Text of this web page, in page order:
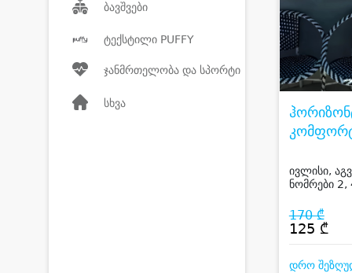
ბავშვები
ტექსტილი PUFFY
ჯანმრთელობა და სპორტი
სხვა
BATUMI
ივლისი,
ნომრები 2,
ზღვის ხედით
170 ₾
125 ₾
დრო